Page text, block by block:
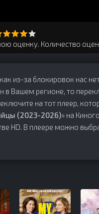
оценку. Количество
из-за блокировок нас
в Вашем регионе, то
на тот плеер,
(2023-2026)» на
HD. В плеере можно